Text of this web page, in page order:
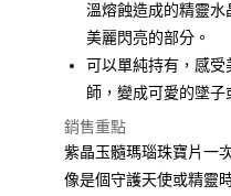
街口支付
悠遊付
運送方式
溫熔蝕造成的精靈
美麗閃亮的部分。
可以單純持有，感
師，變成可愛的墜子
銷售重點
紫晶玉髓瑪瑙珠寶片一
像是個守護天使或精靈